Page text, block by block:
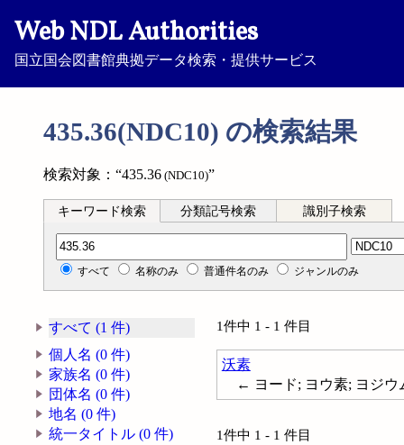
Web NDL Authorities
国立国会図書館典拠データ検索・提供サービス
435.36(NDC10) の検索結果
検索対象：“435.36 (NDC10)”
キーワード検索 分類記号検索 識別子検索
分類記号検索
すべて 名称のみ 普通件名のみ ジャンルのみ
すべて (1 件)
個人名 (0 件)
家族名 (0 件)
団体名 (0 件)
地名 (0 件)
統一タイトル (0 件)
1件中 1 - 1 件目
沃素
← ヨード; ヨウ素; ヨジウ
1件中 1 - 1 件目